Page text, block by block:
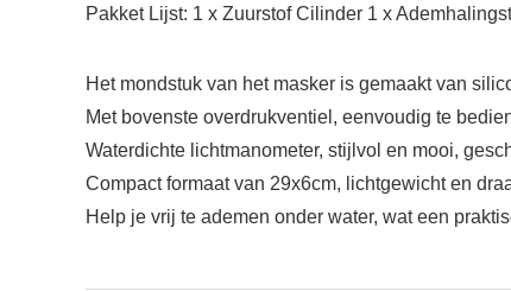
Pakket Lijst: 1 x Zuurstof Cilinder 1 x
Het mondstuk van het masker is gemaakt van
Met bovenste overdrukventiel, eenvoudig te
Waterdichte lichtmanometer, stijlvol en mooi,
Compact formaat van 29x6cm, lichtgewicht en
Help je vrij te ademen onder water, wat een